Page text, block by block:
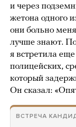
и через
жетона одного
они больно
лучше знают.
я встретила
полицейских,
который
Он сказал:
ВСТРЕЧА